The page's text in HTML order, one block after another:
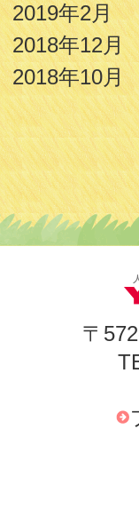
2019年2月
2018年12月
2018年10月
〒